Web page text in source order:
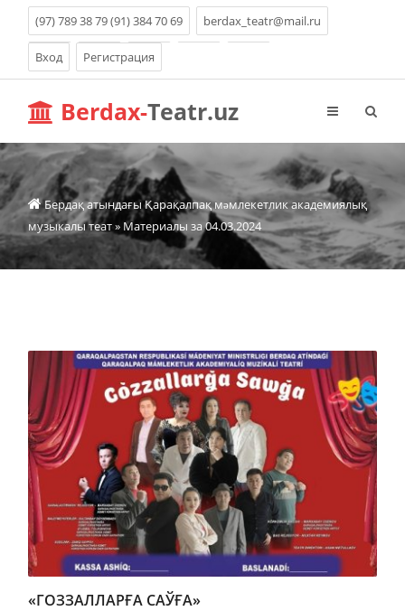
(97) 789 38 79 (91) 384 70 69 berdax_teatr@mail.ru
Вход Регистрация
Berdax-Teatr.uz
Бердақ атындағы Қарақалпақ мəмлекетлик академиялық
музыкалы теат» Материалы за 04.03.2024
«ГОЗЗАЛЛАРҒА САЎҒА»